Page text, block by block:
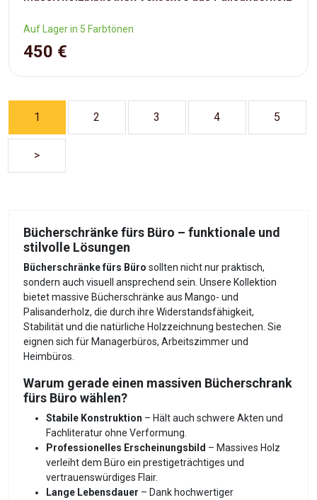
Auf Lager in 5 Farbtönen
450 €
1 2 3 4 5
>
Bücherschränke fürs Büro – funktionale und
stilvolle Lösungen
Bücherschränke fürs Büro sollten nicht nur praktisch,
sondern auch visuell ansprechend sein. Unsere Kollektion
bietet massive Bücherschränke aus Mango- und
Palisanderholz, die durch ihre Widerstandsfähigkeit,
Stabilität und die natürliche Holzzeichnung bestechen. Sie
eignen sich für Managerbüros, Arbeitszimmer und
Heimbüros.
Warum gerade einen massiven Bücherschrank
fürs Büro wählen?
Stabile Konstruktion – Hält auch schwere Akten und
Fachliteratur ohne Verformung.
Professionelles Erscheinungsbild – Massives Holz
verleiht dem Büro ein prestigeträchtiges und
vertrauenswürdiges Flair.
Lange Lebensdauer – Dank hochwertiger